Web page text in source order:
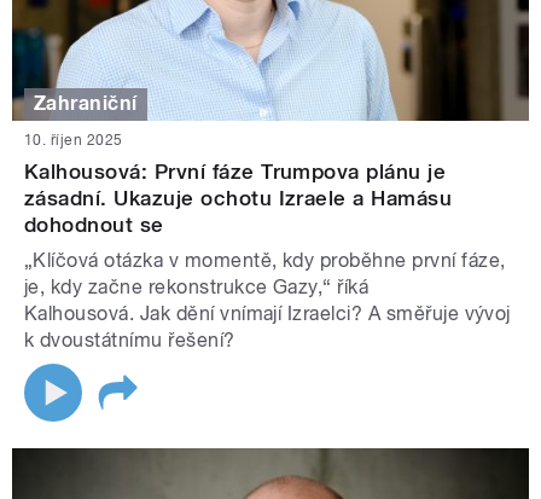
Zahraniční
10. říjen 2025
Kalhousová: První fáze Trumpova plánu je
zásadní. Ukazuje ochotu Izraele a Hamásu
dohodnout se
„Klíčová otázka v momentě, kdy proběhne první fáze,
je, kdy začne rekonstrukce Gazy,“ říká
Kalhousová. Jak dění vnímají Izraelci? A směřuje vývoj
k dvoustátnímu řešení?